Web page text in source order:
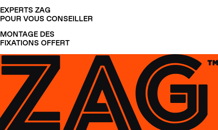
EXPERTS ZAG
POUR VOUS CONSEILLER
MONTAGE DES
FIXATIONS OFFERT